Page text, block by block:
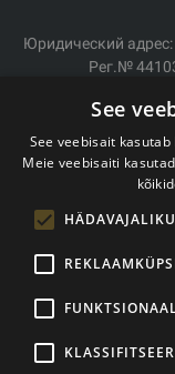
Юридический адрес:
Рег.№
See
See veebisait
Meie veebisaiti